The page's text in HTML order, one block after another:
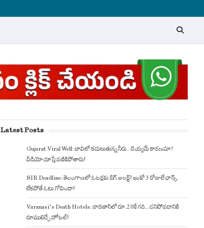
Latest Posts
Gujarat Viral Well: బావిలో కదులుతున్న నీరు.. దెయ్యమే కారణమా?
వీడియో చూస్తే వణికిపోతారు!
SIR Deadline: తెలంగాణలో ఓటర్లకు బిగ్ అలర్ట్! ఇంకో 3 రోజులే ఛాన్స్,
లేకపోతే ఓటు గోవిందా!
Varanasi’s Death Hotels: వారణాసిలో రూ.20కే గది.. చనిపోవడానికి
రూములిచ్చే హోటల్!